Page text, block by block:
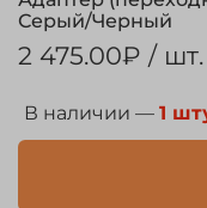
Серый/Черный
2 475.00₽ / шт.
В наличии — 1